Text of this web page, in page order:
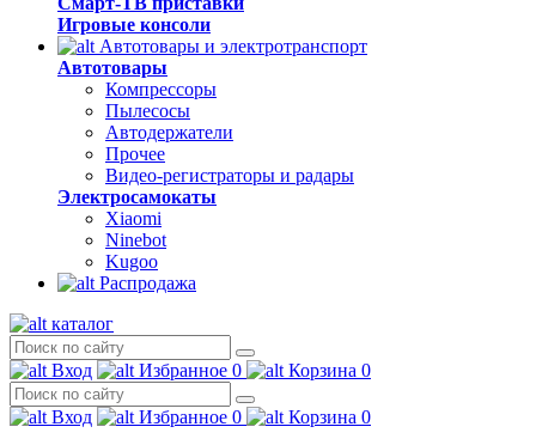
Игровые консоли
Автотовары и электротранспорт
Автотовары
Компрессоры
Пылесосы
Автодержатели
Прочее
Видео-регистраторы и радары
Электросамокаты
Xiaomi
Ninebot
Kugoo
Распродажа
каталог
Вход Избранное 0 Корзина 0
Вход Избранное 0 Корзина 0